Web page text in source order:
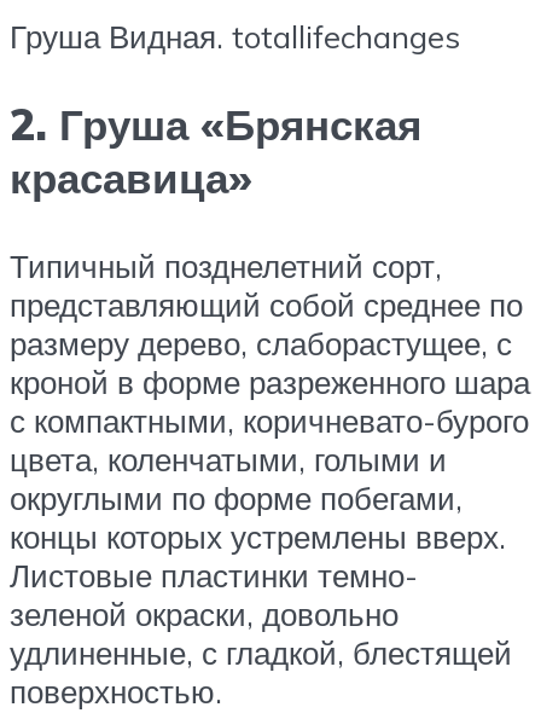
Груша Видная. totallifechanges
2. Груша «Брянская
красавица»
Типичный позднелетний сорт,
представляющий собой среднее по
размеру дерево, слаборастущее, с
кроной в форме разреженного шара
с компактными, коричневато-бурого
цвета, коленчатыми, голыми и
округлыми по форме побегами,
концы которых устремлены вверх.
Листовые пластинки темно-
зеленой окраски, довольно
удлиненные, с гладкой, блестящей
поверхностью.